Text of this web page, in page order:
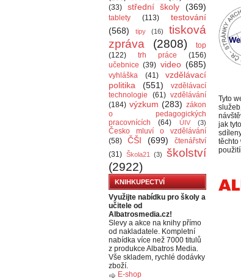
(33)
střední školy (369)
tablety (113)
testování
(568)
tipy (16)
tisková
zpráva
(2808)
top
(122)
trh práce
(156)
učebnice (39) video (685)
vyhláška (41)
vzdělávací
politika
(551)
vzdělávací
technologie
(61) vzdělávání
(184) výzkum (283) zákon
o pedagogických
pracovnících
(64) ÚIV (3)
Česko mluví o vzdělávání
(58)
ČŠI (699)
čtenářství
(31) Škola21 (3)
školství
(2922)
KNIHKUPECTVÍ
Využijte nabídku pro školy a
učitele od
Albatrosmedia.cz!
Slevy a akce na knihy přímo
od nakladatele. Kompletní
nabídka více než 7000 titulů
z produkce Albatros Media.
Vše skladem, rychlé dodávky
zboží.
E-shop
Tyto
jak
těchto